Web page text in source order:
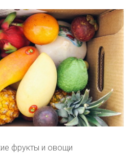
фрукты и овощи